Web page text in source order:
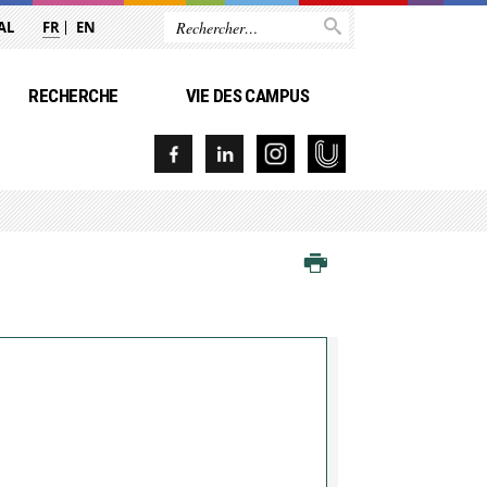
FR EN
RECHERCHE VIE DES CAMPUS